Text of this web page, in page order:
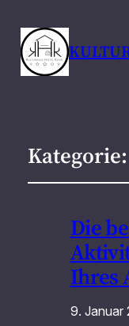
Kategorie:
Die
Ihres
9. Januar